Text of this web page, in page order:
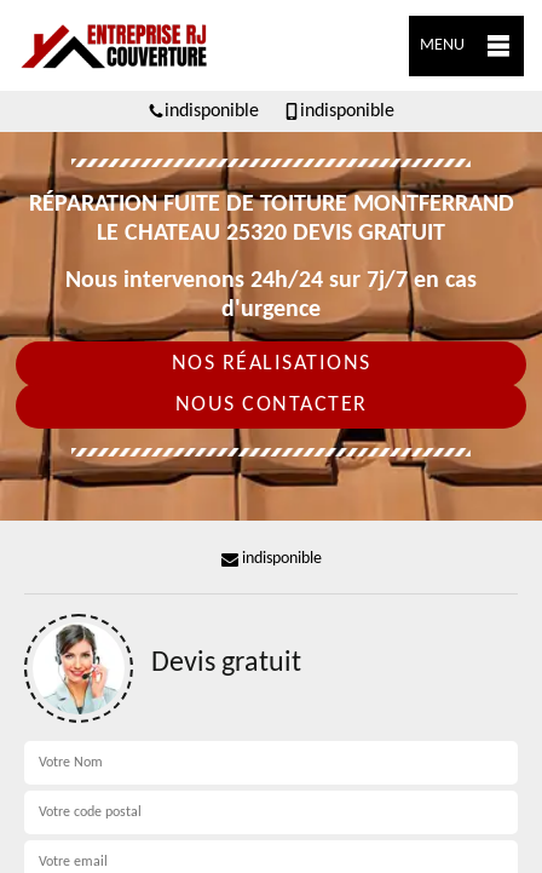
MENU
indisponible indisponible
RÉPARATION FUITE DE TOITURE MONTFERRAND
LE CHATEAU 25320 DEVIS GRATUIT
Nous intervenons 24h/24 sur 7j/7 en cas
d'urgence
NOS RÉALISATIONS
NOUS CONTACTER
indisponible
Devis gratuit